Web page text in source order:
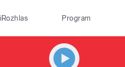
iRozhlas Program